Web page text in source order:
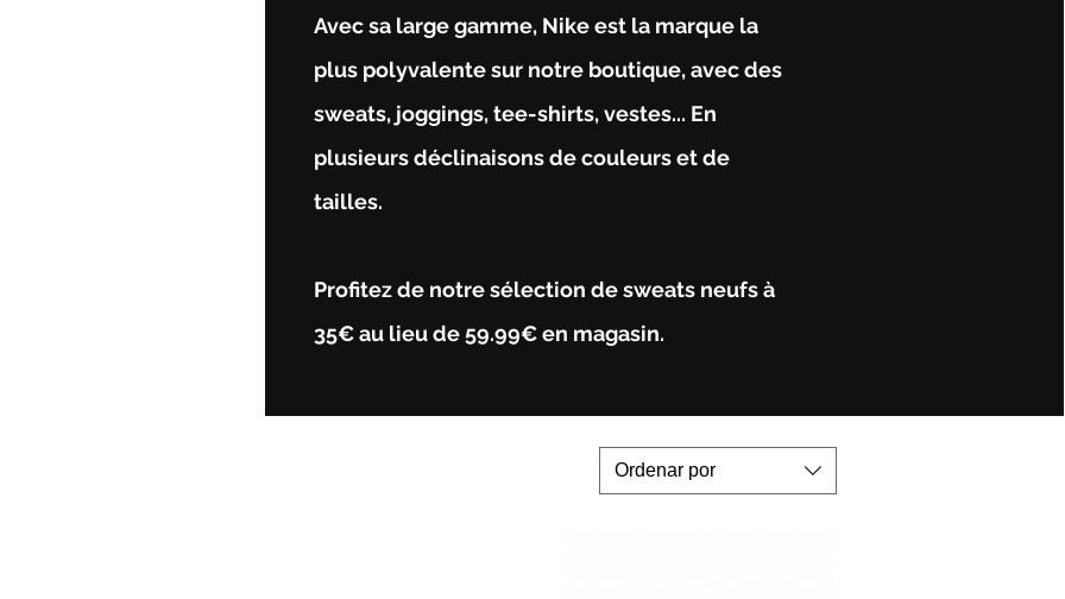
Avec sa large gamme, Nike est la marque la
plus polyvalente sur notre boutique, avec des
sweats, joggings, tee-shirts, vestes... En
plusieurs déclinaisons de couleurs et de
tailles.
Profitez de notre sélection de sweats neufs à
35€ au lieu de 59.99€ en magasin.
Ordenar por